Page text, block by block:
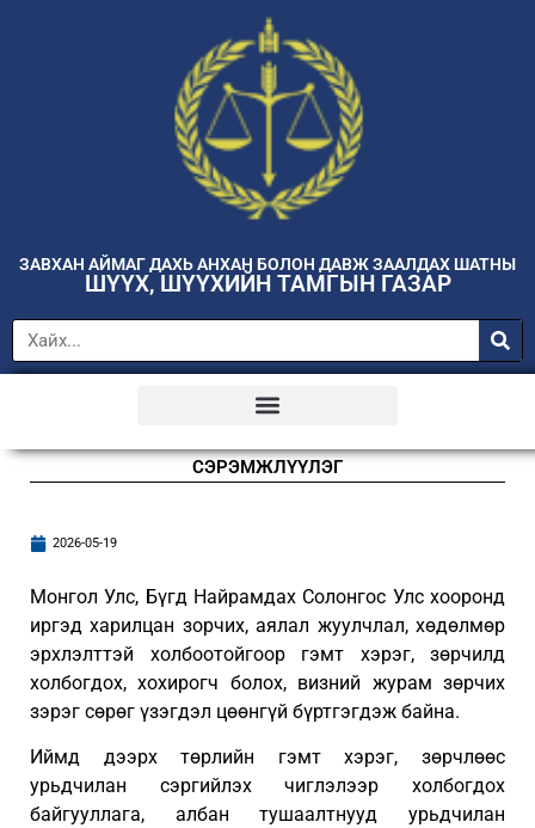
ЗАВХАН АЙМАГ ДАХЬ АНХАН БОЛОН ДАВЖ ЗААЛДАХ ШАТНЫ
ШҮҮХ, ШҮҮХИЙН ТАМГЫН ГАЗАР
СЭРЭМЖЛҮҮЛЭГ
2026-05-19
Монгол Улс, Бүгд Найрамдах Солонгос Улс хооронд
иргэд харилцан зорчих, аялал жуулчлал, хөдөлмөр
эрхлэлттэй холбоотойгоор гэмт хэрэг, зөрчилд
холбогдох, хохирогч болох, визний журам зөрчих
зэрэг сөрөг үзэгдэл цөөнгүй бүртгэгдэж байна.
Иймд дээрх төрлийн гэмт хэрэг, зөрчлөөс
урьдчилан сэргийлэх чиглэлээр холбогдох
байгууллага, албан тушаалтнууд урьдчилан